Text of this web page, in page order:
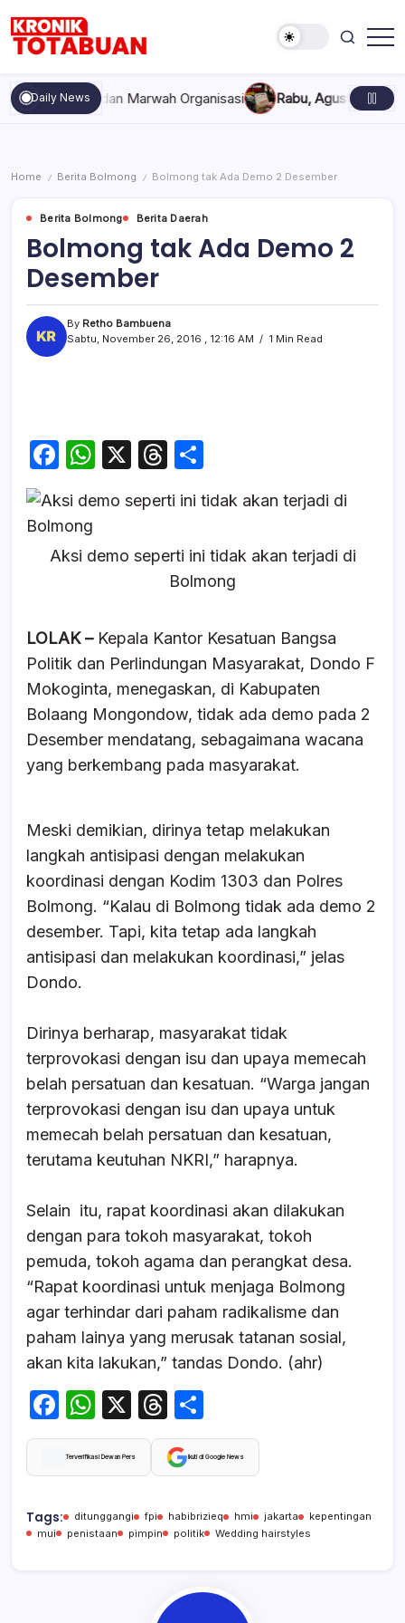
content
Totabuan
hari
ini
Kronik
Daily News
dan Marwah Organisasi Rabu, Agustus 5, 2026 ,
Home / Berita Bolmong / Bolmong tak Ada Demo 2 Desember
Berita Bolmong Berita Daerah
Bolmong tak Ada Demo 2
Desember
By Retho Bambuena
Sabtu, November 26, 2016 , 12:16 AM
1 Min Read
F
c
e
b
o
k
W
at
s
A
p
X
T
e
a
d
s
ar
e
Aksi demo seperti ini tidak akan terjadi di
Bolmong
LOLAK –Kepala Kantor Kesatuan Bangsa
Politik dan Perlindungan Masyarakat, Dondo F
Mokoginta, menegaskan, di Kabupaten
Bolaang Mongondow, tidak ada demo pada 2
Desember mendatang, sebagaimana wacana
yang berkembang pada masyarakat.
Meski demikian, dirinya tetap melakukan
langkah antisipasi dengan melakukan
koordinasi dengan Kodim 1303 dan Polres
Bolmong. “Kalau di Bolmong tidak ada demo 2
desember. Tapi, kita tetap ada langkah
antisipasi dan melakukan koordinasi,” jelas
Dondo.
Dirinya berharap, masyarakat tidak
terprovokasi dengan isu dan upaya memecah
belah persatuan dan kesatuan. “Warga jangan
terprovokasi dengan isu dan upaya untuk
memecah belah persatuan dan kesatuan,
terutama keutuhan NKRI,” harapnya.
Selain itu, rapat koordinasi akan dilakukan
dengan para tokoh masyarakat, tokoh
pemuda, tokoh agama dan perangkat desa.
“Rapat koordinasi untuk menjaga Bolmong
agar terhindar dari paham radikalisme dan
paham lainya yang merusak tatanan sosial,
akan kita lakukan,” tandas Dondo. (ahr)
F
a
c
b
o
W
h
at
A
p
X
T
hr
e
d
s
h
ar
Terverifikasi Dewan Pers Ikuti di Google News
Tags: ditunggangi fpi habibrizieq hmi jakarta
kepentingan
mui
penistaan pimpin politik Wedding hairstyles